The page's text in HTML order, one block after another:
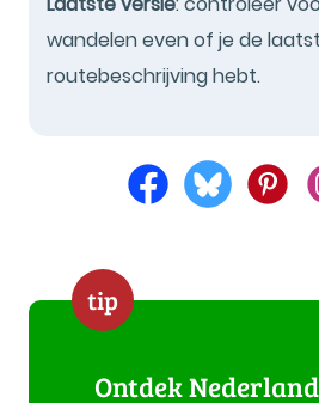
wandelen even of je de
routebeschrijving hebt.
tip
Ontdek